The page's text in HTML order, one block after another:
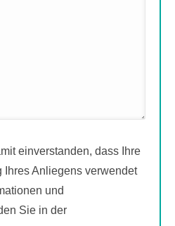
einverstanden, dass Ihre
Ihres Anliegens verwendet
und
Sie in der